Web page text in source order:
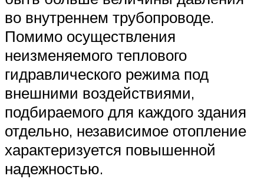
во внутреннем трубопроводе.
Помимо осуществления
неизменяемого теплового
гидравлического режима под
внешними воздействиями,
подбираемого для каждого здания
отдельно, независимое отопление
характеризуется повышенной
надежностью.